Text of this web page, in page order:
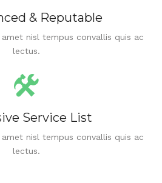
& Reputable
nisl tempus convallis quis ac
lectus.
Service List
nisl tempus convallis quis ac
lectus.